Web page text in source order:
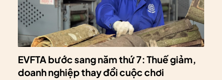
EVFTA bước sang năm thứ 7: Thuế giảm,
doanh nghiệp thay đổi cuộc chơi